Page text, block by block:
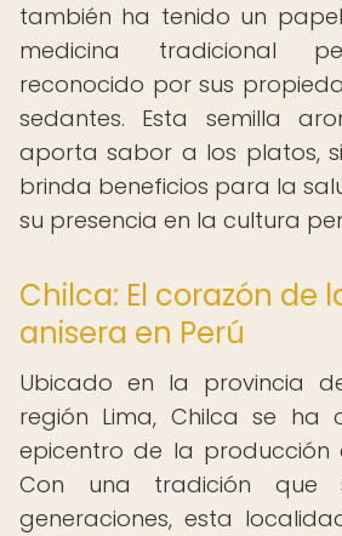
también ha tenido un
medicina tradicional
reconocido por sus
sedantes. Esta semilla
aporta sabor a los platos,
brinda beneficios para la
su presencia en la cultura
Chilca: El corazón de
anisera en Perú
Ubicado en la provincia
región Lima, Chilca se ha
epicentro de la producción
Con una tradición que
generaciones, esta